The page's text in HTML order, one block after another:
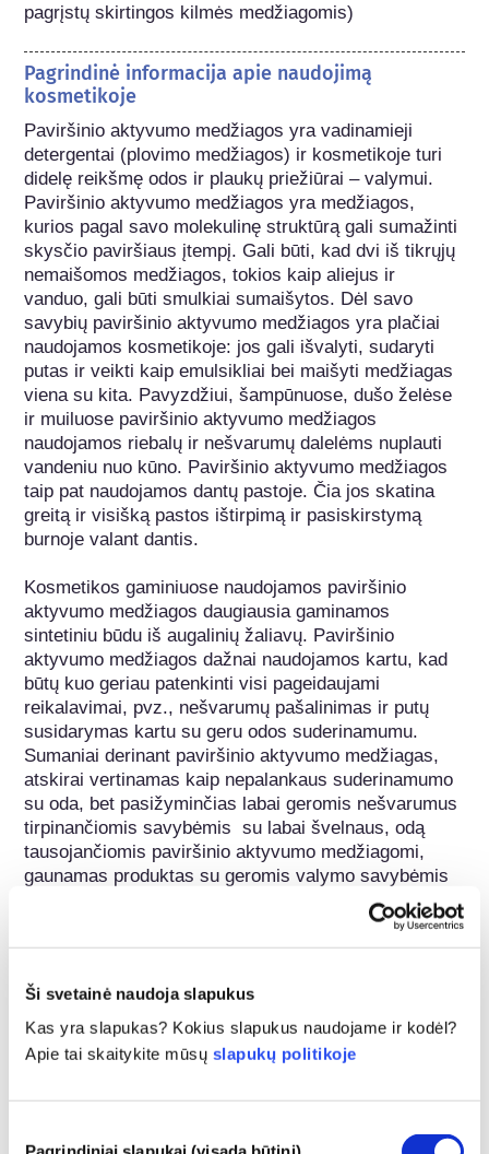
Ši svetainė naudoja slapukus
Kas yra slapukas? Kokius slapukus naudojame ir kodėl?
Apie tai skaitykite mūsų slapukų politikoje
pagrįstų skirtingos kilmės medžiagomis)
Pagrindinė informacija apie naudojimą
kosmetikoje
Paviršinio aktyvumo medžiagos yra vadinamieji
detergentai (plovimo medžiagos) ir kosmetikoje turi
didelę reikšmę odos ir plaukų priežiūrai – valymui.
Paviršinio aktyvumo medžiagos yra medžiagos,
kurios pagal savo molekulinę struktūrą gali sumažinti
skysčio paviršiaus įtempį. Gali būti, kad dvi iš tikrųjų
nemaišomos medžiagos, tokios kaip aliejus ir
vanduo, gali būti smulkiai sumaišytos. Dėl savo
savybių paviršinio aktyvumo medžiagos yra plačiai
naudojamos kosmetikoje: jos gali išvalyti, sudaryti
putas ir veikti kaip emulsikliai bei maišyti medžiagas
viena su kita. Pavyzdžiui, šampūnuose, dušo želėse
ir muiluose paviršinio aktyvumo medžiagos
naudojamos riebalų ir nešvarumų dalelėms nuplauti
vandeniu nuo kūno. Paviršinio aktyvumo medžiagos
taip pat naudojamos dantų pastoje. Čia jos skatina
greitą ir visišką pastos ištirpimą ir pasiskirstymą
burnoje valant dantis.
Kosmetikos gaminiuose naudojamos paviršinio
aktyvumo medžiagos daugiausia gaminamos
sintetiniu būdu iš augalinių žaliavų. Paviršinio
aktyvumo medžiagos dažnai naudojamos kartu, kad
būtų kuo geriau patenkinti visi pageidaujami
reikalavimai, pvz., nešvarumų pašalinimas ir putų
susidarymas kartu su geru odos suderinamumu.
Sumaniai derinant paviršinio aktyvumo medžiagas,
atskirai vertinamas kaip nepalankaus suderinamumo
su oda, bet pasižyminčias labai geromis nešvarumus
tirpinančiomis savybėmis  su labai švelnaus, odą
tausojančiomis paviršinio aktyvumo medžiagomi,
gaunamas produktas su geromis valymo savybėmis
Polietilenglikoliai (INCI: PEG-...) yra etilenglikolio
polimerizacijos produktai. Prie pavadinimo pridėtas
skaičius rodo vidutinį etileno oksido vienetų skaičių
medžiagoje. Didėjant polimerizacijos laipsniui, PEG
darinių konsistencija tampa vis tvirtesnė. PEG, kurių
kietos, vaško pavidalo  medžiagos. Maišant kietus ir